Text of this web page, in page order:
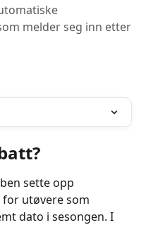
melder seg inn etter
sette opp
utøvere som
dato i sesongen. I